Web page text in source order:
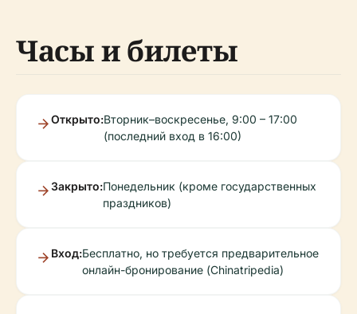
Часы и билеты
Открыто:Вторник–воскресенье, 9:00 – 17:00
(последний вход в 16:00)
Закрыто:Понедельник (кроме государственных
праздников)
Вход:Бесплатно, но требуется предварительное
онлайн-бронирование (Chinatripedia)